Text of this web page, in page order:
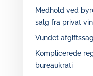
Medhold ved
salg fra privat
Vundet afgiftssag
Komplicerede
bureaukrati